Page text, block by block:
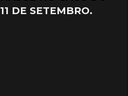
11 DE SETEMBRO.